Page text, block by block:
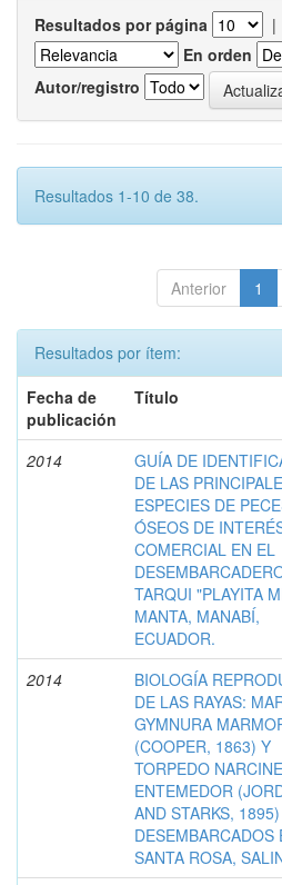
Resultados por página |
En orden
Autor/registro
Resultados 1-10 de 38.
Anterior 1
Resultados por ítem:
Fecha de
publicación
Título
2014
GUÍA DE
DE LAS
ESPECIES DE
ÓSEOS DE
COMERCIAL EN EL
TARQUI "PLAYITA
MANTA, MANABÍ,
ECUADOR.
2014
BIOLOGÍA
DE LAS RAYAS:
GYMNURA
(COOPER, 1863) Y
TORPEDO NARCINE
ENTEMEDOR
AND STARKS, 1895)
DESEMBARCADOS
SANTA ROSA,